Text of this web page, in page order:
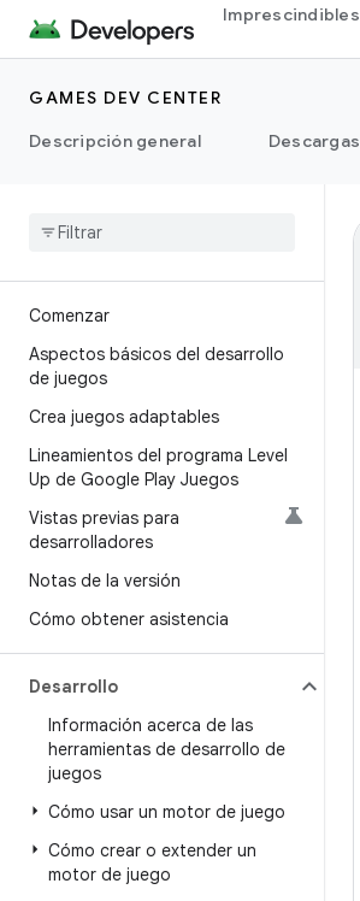
Imprescindibles
GAMES DEV CENTER
Descripción general
Descargas
Comenzar
Aspectos básicos del desarrollo
de juegos
Crea juegos adaptables
Lineamientos del programa Level
Up de Google Play Juegos
Vistas previas para
desarrolladores
Notas de la versión
Cómo obtener asistencia
Desarrollo
Información acerca de las
herramientas de desarrollo de
juegos
Cómo usar un motor de juego
Cómo crear o extender un
motor de juego